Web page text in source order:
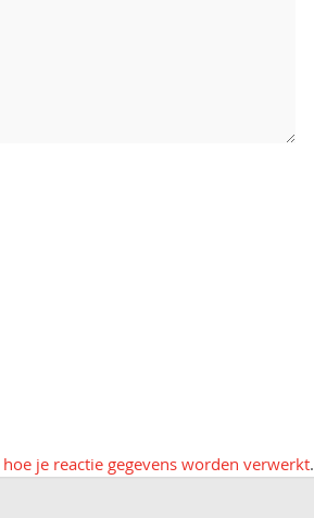
je reactie gegevens worden verwerkt.